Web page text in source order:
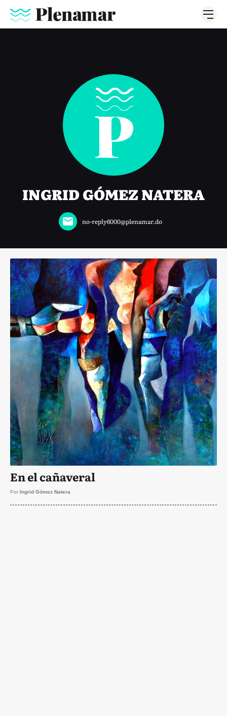
INGRID GÓMEZ NATERA
no-reply6000@plenamar.do
En el cañaveral
Por Ingrid Gómez Natera